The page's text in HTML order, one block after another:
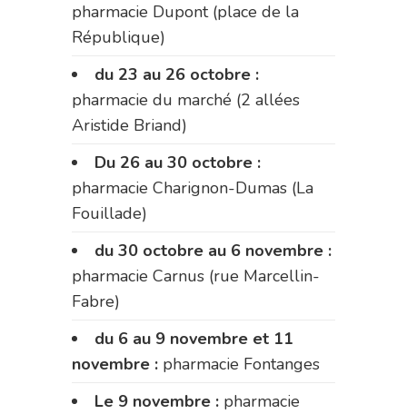
pharmacie Dupont (place de la
République)
du 23 au 26 octobre :
pharmacie du marché (2 allées
Aristide Briand)
Du 26 au 30 octobre :
pharmacie Charignon-Dumas (La
Fouillade)
du 30 octobre au 6 novembre :
pharmacie Carnus (rue Marcellin-
Fabre)
du 6 au 9 novembre et 11
novembre : pharmacie Fontanges
Le 9 novembre : pharmacie